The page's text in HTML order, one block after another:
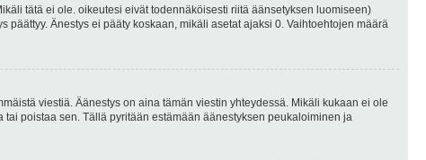
tätä ei ole. oikeutesi eivät todennäköisesti riitä äänsetyksen luomiseen)
Änestys ei pääty koskaan, mikäli asetat ajaksi 0. Vaihtoehtojen määrä
viestiä. Äänestys on aina tämän viestin yhteydessä. Mikäli kukaan ei ole
poistaa sen. Tällä pyritään estämään äänestyksen peukaloiminen ja